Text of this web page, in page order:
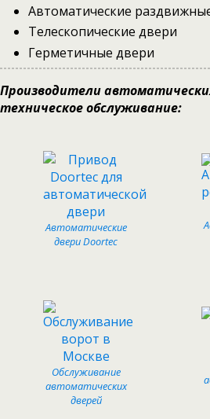
Автоматические
Телескопические двери
Герметичные двери
Производители
техническое обслуживание:
Автоматические
двери Doortec
Обслуживание
автоматических
дверей